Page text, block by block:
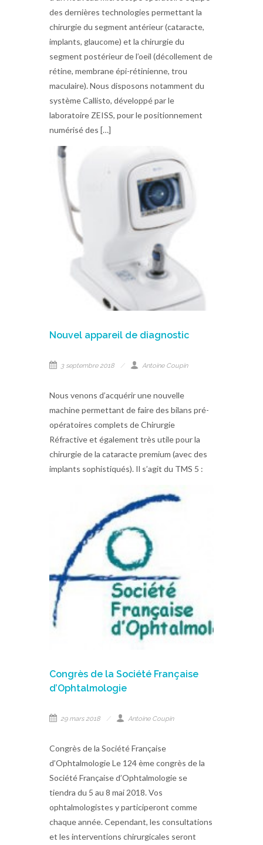
des dernières technologies permettant la
chirurgie du segment antérieur (cataracte,
implants, glaucome) et la chirurgie du
segment postérieur de l’oeil (décollement de
rétine, membrane épi-rétinienne, trou
maculaire). Nous disposons notamment du
système Callisto, développé par le
laboratoire ZEISS, pour le positionnement
numérisé des […]
Nouvel appareil de diagnostic
3 septembre 2018 Antoine Coupin
Nous venons d’acquérir une nouvelle
machine permettant de faire des bilans pré-
opératoires complets de Chirurgie
Réfractive et également très utile pour la
chirurgie de la cataracte premium (avec des
implants sophistiqués). Il s’agit du TMS 5 :
Congrès de la Société Française
d’Ophtalmologie
29 mars 2018 Antoine Coupin
Congrès de la Société Française
d’Ophtalmologie Le 124 ème congrès de la
Société Française d’Ophtalmologie se
tiendra du 5 au 8 mai 2018. Vos
ophtalmologistes y participeront comme
chaque année. Cependant, les consultations
et les interventions chirurgicales seront